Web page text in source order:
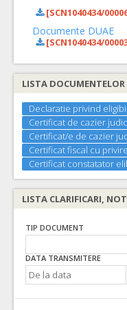
[SCN1040434/
Documente DUAE
[SCN1040434/
Declaratie privind
Certificat de cazier
Certificat/e de cazier
Certificat fiscal cu
Certificat constatator
LISTA CLARIFICARI,
TIP DOCUMENT
DATA TRANSMITERE